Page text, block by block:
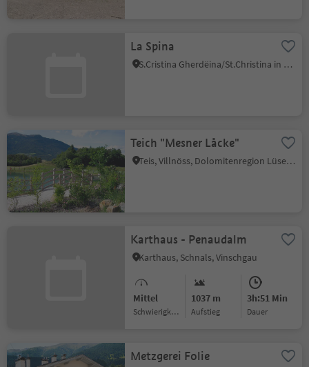
La Spina
S.Cristina Gherdëina/St.Christina in Gröden, St.Christina in Gröden, Dolomitenregion Gröden
Teich "Mesner Låcke"
Teis, Villnöss, Dolomitenregion Lüsen Villnöss
Karthaus - Penaudalm
Karthaus, Schnals, Vinschgau
Mittel
Schwierigkeitsgrad
1037 m
Aufstieg
3h:51 Min
Dauer
Metzgerei Folie